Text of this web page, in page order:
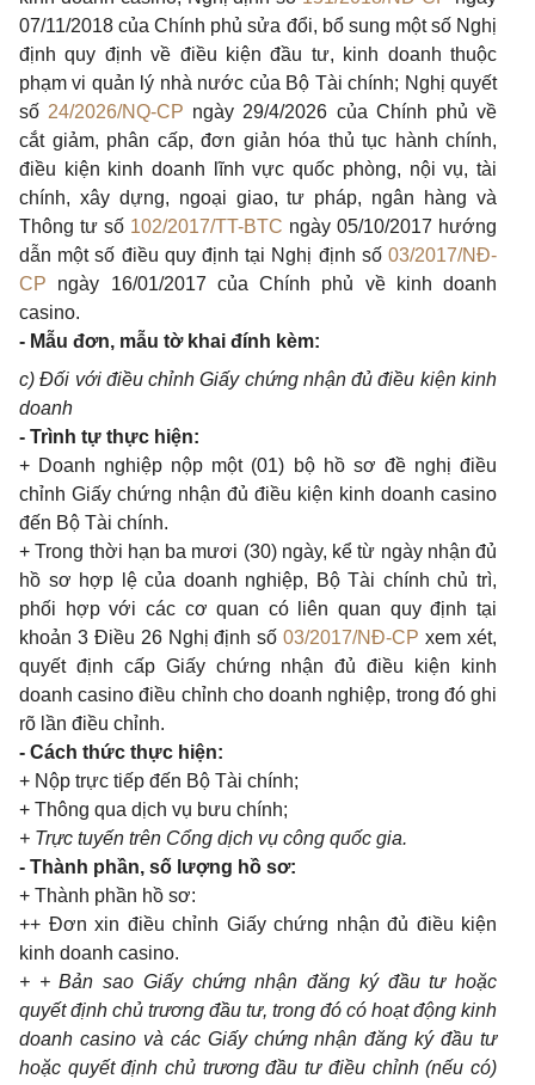
07/11/2018 của Chính phủ sửa đổi, bổ sung một số Nghị
định quy định về điều kiện đầu tư, kinh doanh thuộc
phạm vi quản lý nhà nước của Bộ Tài chính; Nghị quyết
số 24/2026/NQ-CP ngày 29/4/2026 của Chính phủ về
cắt giảm, phân cấp, đơn giản hóa thủ tục hành chính,
điều kiện kinh doanh lĩnh vực quốc phòng, nội vụ, tài
chính, xây dựng, ngoại giao, tư pháp, ngân hàng và
Thông tư số 102/2017/TT-BTC ngày 05/10/2017 hướng
dẫn một số điều quy định tại Nghị định số 03/2017/NĐ-
CP ngày 16/01/2017 của Chính phủ về kinh doanh
casino.
- Mẫu đơn, mẫu tờ khai đính kèm:
c) Đối với điều chỉnh Giấy chứng nhận đủ điều kiện kinh
doanh
- Trình tự thực hiện:
+ Doanh nghiệp nộp một (01) bộ hồ sơ đề nghị điều
chỉnh Giấy chứng nhận đủ điều kiện kinh doanh casino
đến Bộ Tài chính.
+ Trong thời hạn ba mươi (30) ngày, kể từ ngày nhận đủ
hồ sơ hợp lệ của doanh nghiệp, Bộ Tài chính chủ trì,
phối hợp với các cơ quan có liên quan quy định tại
khoản 3 Điều 26 Nghị định số03/2017/NĐ-CP xem xét,
quyết định cấp Giấy chứng nhận đủ điều kiện kinh
doanh casino điều chỉnh cho doanh nghiệp, trong đó ghi
rõ lần điều chỉnh.
- Cách thức thực hiện:
+ Nộp trực tiếp đến Bộ Tài chính;
+ Thông qua dịch vụ bưu chính;
+ Trực tuyến trên Cổng dịch vụ công quốc gia.
- Thành phần, số lượng hồ sơ:
+ Thành phần hồ sơ:
++ Đơn xin điều chỉnh Giấy chứng nhận đủ điều kiện
kinh doanh casino.
+ + Bản sao Giấy chứng nhận đăng ký đầu tư hoặc
quyết định chủ trương đầu tư, trong đó có hoạt động kinh
doanh casino và các Giấy chứng nhận đăng ký đầu tư
hoặc quyết định chủ trương đầu tư điều chỉnh (nếu có)